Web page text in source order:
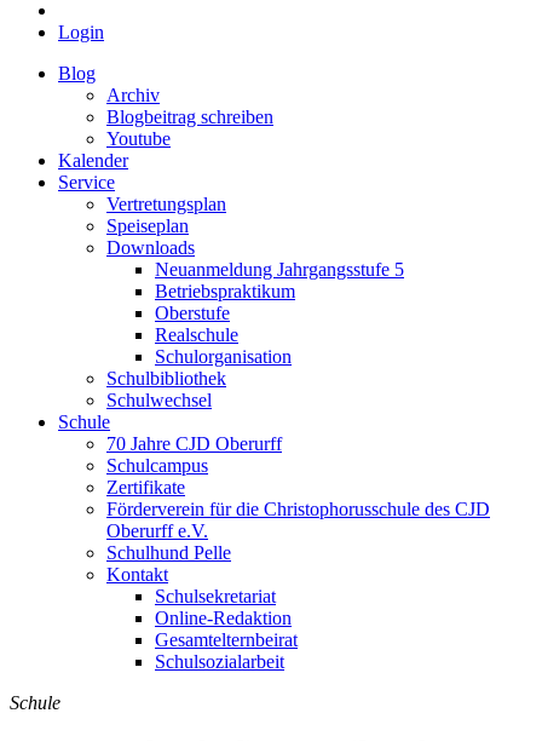
Login
Blog
Archiv
Blogbeitrag schreiben
Youtube
Kalender
Service
Vertretungsplan
Speiseplan
Downloads
Neuanmeldung Jahrgangsstufe 5
Betriebspraktikum
Oberstufe
Realschule
Schulorganisation
Schulbibliothek
Schulwechsel
Schule
70 Jahre CJD Oberurff
Schulcampus
Zertifikate
Förderverein für die Christophorusschule des CJD
Oberurff e.V.
Schulhund Pelle
Kontakt
Schulsekretariat
Online-Redaktion
Gesamtelternbeirat
Schulsozialarbeit
Schule